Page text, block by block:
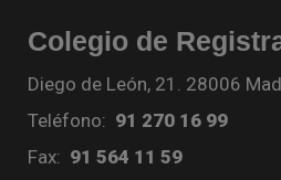
Colegio de
Diego de León, 21. 28006
Teléfono: 91 270 16 99
Fax: 91 564 11 59